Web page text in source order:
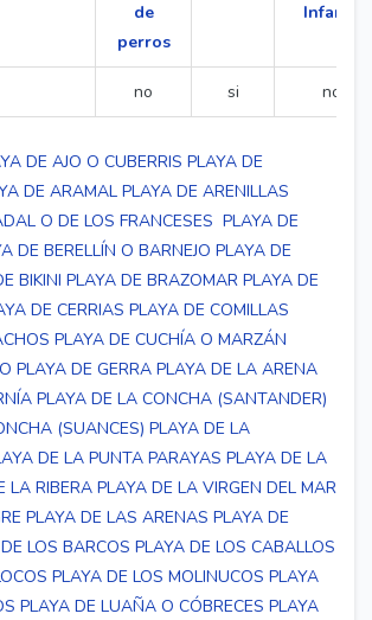
de
perros
Infantil
no si no
DE AJO O CUBERRIS PLAYA DE
DE ARAMAL PLAYA DE ARENILLAS
O DE LOS FRANCESES PLAYA DE
DE BERELLÍN O BARNEJO PLAYA DE
BIKINI PLAYA DE BRAZOMAR PLAYA DE
DE CERRIAS PLAYA DE COMILLAS
PLAYA DE CUCHÍA O MARZÁN
PLAYA DE GERRA PLAYA DE LA ARENA
PLAYA DE LA CONCHA (SANTANDER)
(SUANCES) PLAYA DE LA
DE LA PUNTA PARAYAS PLAYA DE LA
LA RIBERA PLAYA DE LA VIRGEN DEL MAR
PLAYA DE LAS ARENAS PLAYA DE
LOS BARCOS PLAYA DE LOS CABALLOS
PLAYA DE LOS MOLINUCOS PLAYA
PLAYA DE LUAÑA O CÓBRECES PLAYA